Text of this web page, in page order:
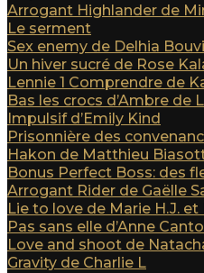
Arrogant Highlander de
Le serment
Sex enemy de Delhia
Un hiver sucré de Rose
Lennie 1 Comprendre de
Bas les crocs d’Ambre de
Impulsif d’Emily Kind
Prisonnière des
Hakon de Matthieu
Bonus Perfect Boss: des
Arrogant Rider de Gaëlle
Lie to love de Marie H.J. et
Pas sans elle d’Anne
Love and shoot de
Gravity de Charlie L